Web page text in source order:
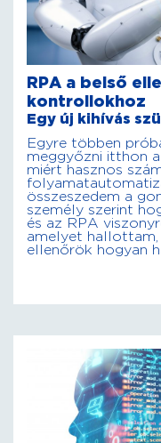
RPA a belső
kontrollokhoz
Egy új kihívás
Egyre többen
meggyőzni itthon
miért hasznos
összeszedem a
személy szerint
és az RPA
amelyet
ellenőrök hogyan